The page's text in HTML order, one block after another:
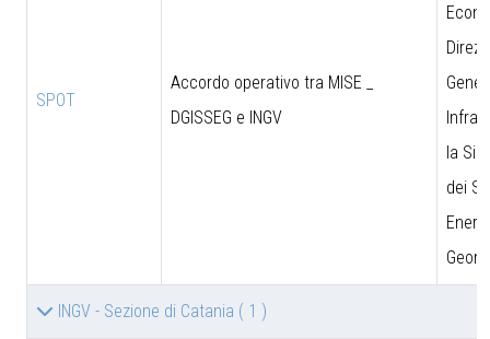
SPOT
Accordo operativo tra MISE _
DGISSEG e INGV
la
dei
INGV - Sezione di Catania ( 1 )